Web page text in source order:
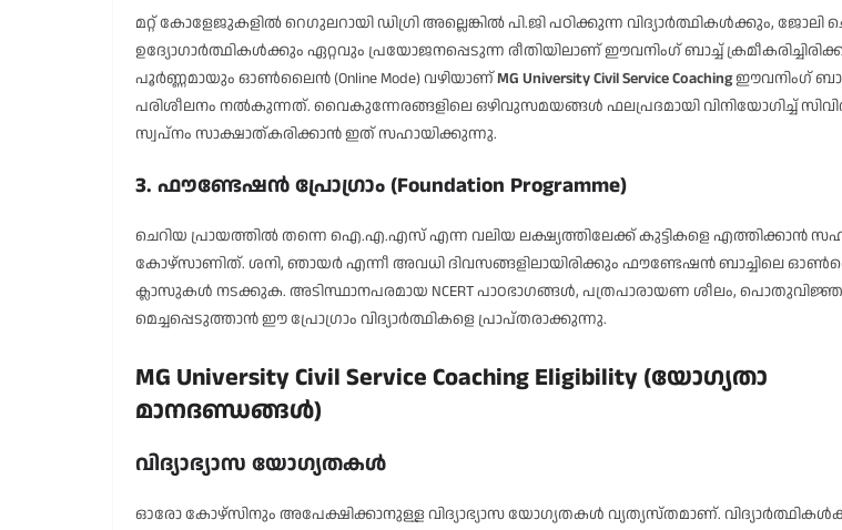
മറ്റ് കോളേജുകളിൽ റെഗുലറായി ഡിഗ്രി അല്ലെങ്കിൽ പി.ജി പഠിക്കുന്ന വിദ്യാർത്ഥികൾക്കും, ജോലി
ഉദ്യോഗാർത്ഥികൾക്കും ഏറ്റവും പ്രയോജനപ്പെടുന്ന രീതിയിലാണ് ഈവനിംഗ് ബാച്ച്
പൂർണ്ണമായും ഓൺലൈൻ (Online Mode) വഴിയാണ്MG University Civil Service Coachingഈവനിംഗ്
പരിശീലനം നൽകുന്നത്. വൈകുന്നേരങ്ങളിലെ ഒഴിവുസമയങ്ങൾ ഫലപ്രദമായി വിനിയോഗിച്ച്
സ്വപ്നം സാക്ഷാത്കരിക്കാൻ ഇത് സഹായിക്കുന്നു.
3. ഫൗണ്ടേഷൻ പ്രോഗ്രാം (Foundation Programme)
ചെറിയ പ്രായത്തിൽ തന്നെ ഐ.എ.എസ് എന്ന വലിയ ലക്ഷ്യത്തിലേക്ക് കുട്ടികളെ എത്തിക്കാൻ
കോഴ്സാണിത്. ശനി, ഞായർ എന്നീ അവധി ദിവസങ്ങളിലായിരിക്കും ഫൗണ്ടേഷൻ ബാച്ചിലെ
ക്ലാസുകൾ നടക്കുക. അടിസ്ഥാനപരമായ NCERT പാഠഭാഗങ്ങൾ, പത്രപാരായണ ശീലം,
മെച്ചപ്പെടുത്താൻ ഈ പ്രോഗ്രാം വിദ്യാർത്ഥികളെ പ്രാപ്തരാക്കുന്നു.
MG University Civil Service Coaching Eligibility (യോഗ്യതാ
മാനദണ്ഡങ്ങൾ)
വിദ്യാഭ്യാസ യോഗ്യതകൾ
ഓരോ കോഴ്സിനും അപേക്ഷിക്കാനുള്ള വിദ്യാഭ്യാസ യോഗ്യതകൾ വ്യത്യസ്തമാണ്.